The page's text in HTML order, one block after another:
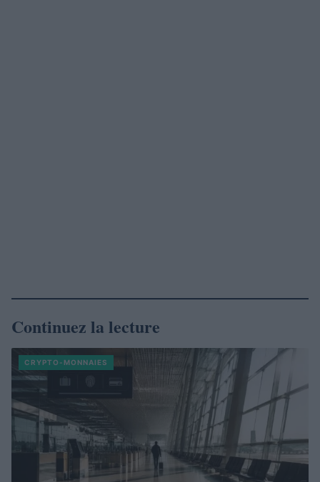
Continuez la lecture
CRYPTO-MONNAIES